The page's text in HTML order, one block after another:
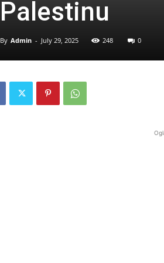
Palestinu
By Admin - July 29, 2025 248 0